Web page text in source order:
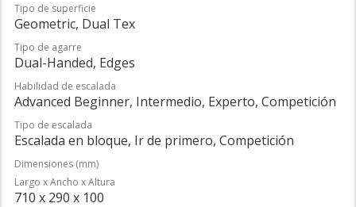
Tipo de superficie
Geometric, Dual Tex
Tipo de agarre
Dual-Handed, Edges
Habilidad de escalada
Advanced Beginner, Intermedio, Experto, Competición
Tipo de escalada
Escalada en bloque, Ir de primero, Competición
Dimensiones (mm)
Largo x Ancho x Altura
710 x 290 x 100